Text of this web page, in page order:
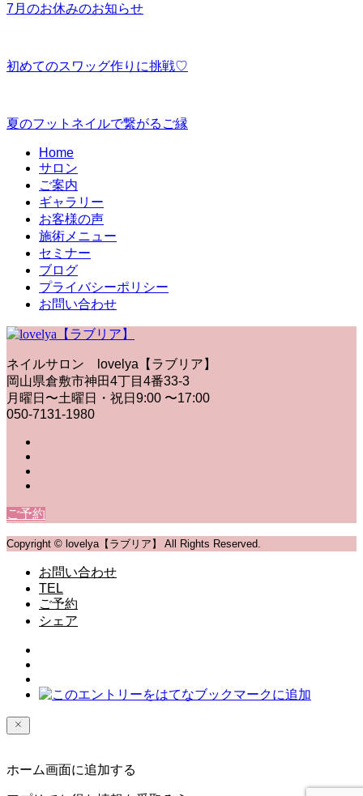
7月のお休みのお知らせ
初めてのスワッグ作りに挑戦♡
夏のフットネイルで繋がるご縁
Home
サロン
ご案内
ギャラリー
お客様の声
施術メニュー
セミナー
ブログ
プライバシーポリシー
お問い合わせ
ネイルサロン lovelya【ラブリア】
岡山県倉敷市神田4丁目4番33-3
月曜日〜土曜日・祝日9:00 〜17:00
050-7131-1980
ご予約
Copyright © lovelya【ラブリア】 All Rights Reserved.
お問い合わせ
TEL
ご予約
シェア
ホーム画面に追加する